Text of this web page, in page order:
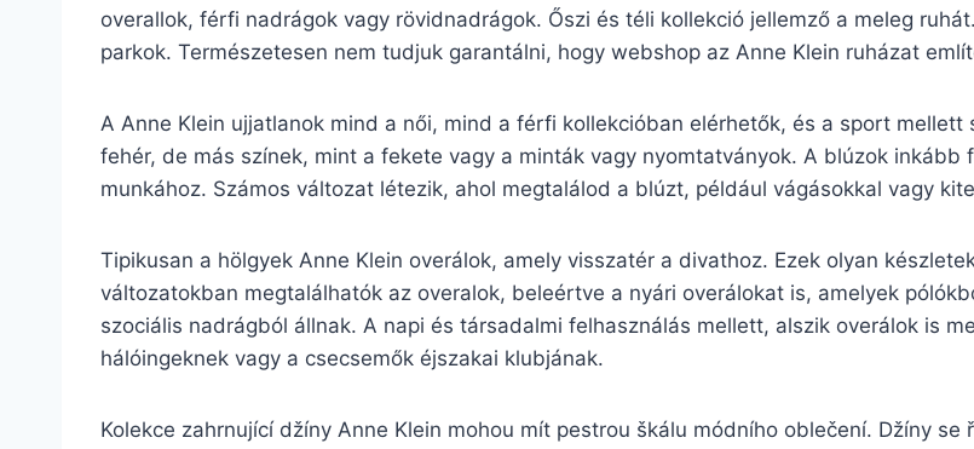
overallok, férfi nadrágok vagy rövidnadrágok. Őszi és téli kollekció jellemző a meleg
parkok. Természetesen nem tudjuk garantálni, hogy webshop az Anne Klein ruházat
A Anne Klein ujjatlanok mind a női, mind a férfi kollekcióban elérhetők, és a sport
fehér, de más színek, mint a fekete vagy a minták vagy nyomtatványok. A blúzok
munkához. Számos változat létezik, ahol megtalálod a blúzt, például vágásokkal vagy
Tipikusan a hölgyek Anne Klein overálok, amely visszatér a divathoz. Ezek olyan
változatokban megtalálhatók az overalok, beleértve a nyári overálokat is, amelyek
szociális nadrágból állnak. A napi és társadalmi felhasználás mellett, alszik overálok is
hálóingeknek vagy a csecsemők éjszakai klubjának.
Kolekce zahrnující džíny Anne Klein mohou mít pestrou škálu módního oblečení. Džíny